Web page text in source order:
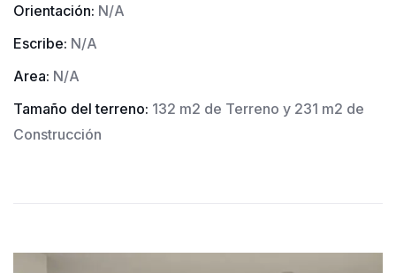
Orientación: N/A
Escribe: N/A
Area: N/A
Tamaño del terreno: 132 m2 de Terreno y 231 m2 de
Construcción